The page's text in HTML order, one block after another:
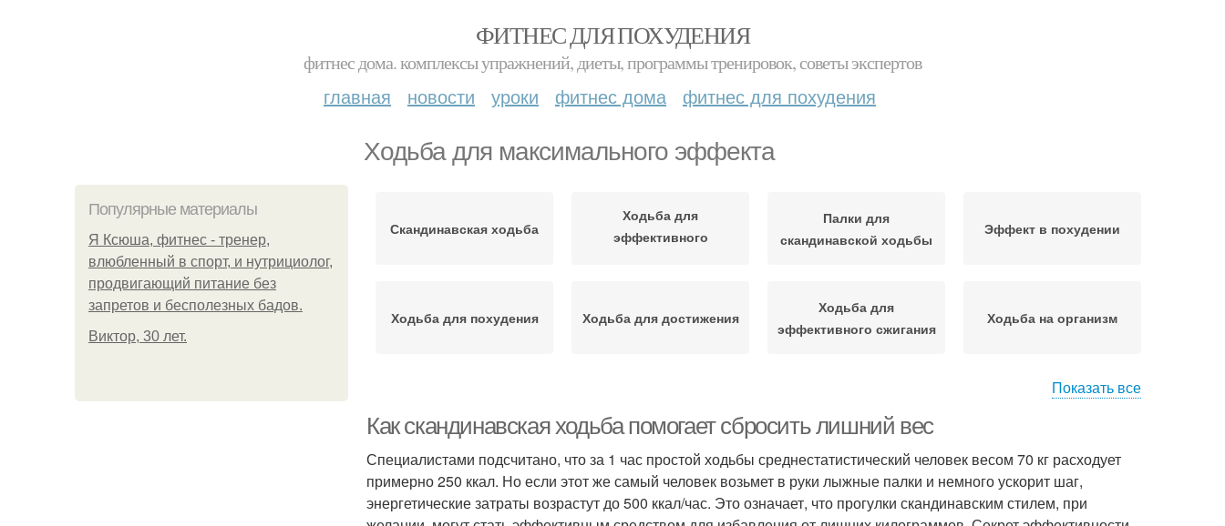
ФИТНЕС ДЛЯ ПОХУДЕНИЯ
фитнес дома. комплексы упражнений, диеты, программы тренировок, советы экспертов
главная новости уроки фитнес дома фитнес для похудения
Ходьба для максимального эффекта
Популярные материалы
Я Ксюша, фитнес - тренер,
влюбленный в спорт, и нутрициолог,
продвигающий питание без
запретов и бесполезных бадов.
Виктор, 30 лет.
Скандинавская ходьба
Ходьба для
эффективного
Палки для
скандинавской ходьбы
Эффект в похудении
Ходьба для похудения Ходьба для достижения
Ходьба для
эффективного сжигания
Ходьба на организм
состояние
Показать все
Как скандинавская ходьба помогает сбросить лишний вес
Специалистами подсчитано, что за 1 час простой ходьбы среднестатистический человек весом 70 кг расходует
примерно 250 ккал. Но если этот же самый человек возьмет в руки лыжные палки и немного ускорит шаг,
энергетические затраты возрастут до 500 ккал/час. Это означает, что прогулки скандинавским стилем, при